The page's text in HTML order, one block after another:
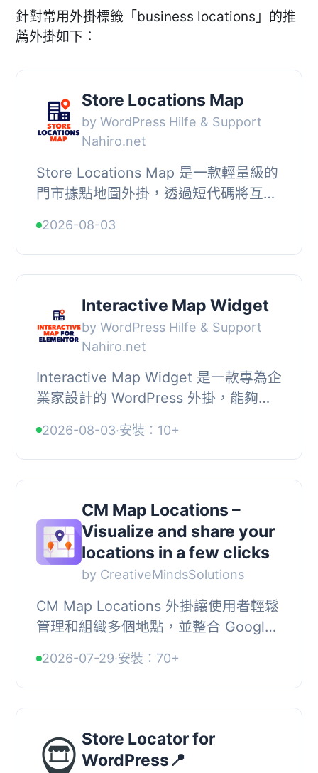
針對常用外掛標籤「business locations」的推
薦外掛如下：
Store Locations Map
by WordPress Hilfe & Support
Nahiro.net
Store Locations Map 是一款輕量級的
門市據點地圖外掛，透過短代碼將互動
業或多據點商家展示門市位置，支援自
訂標記、響...
2026-08-03
Interactive Map Widget
by WordPress Hilfe & Support
Nahiro.net
Interactive Map Widget 是一款專為企
業家設計的 WordPress 外掛，能夠在
資訊，如名稱、照片、電話號碼和電子
郵件地址。...
2026-08-03·安裝：10+
CM Map Locations –
Visualize and share your
locations in a few clicks
by CreativeMindsSolutions
CM Map Locations 外掛讓使用者輕鬆
管理和組織多個地點，並整合 Google
驗。用戶可以快速新增地點，並在地圖
上清楚顯示。, ,...
2026-07-29·安裝：70+
Store Locator for
WordPress📍